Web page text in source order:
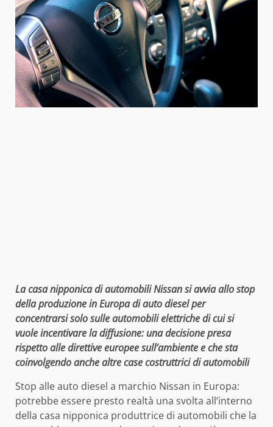
La casa nipponica di automobili Nissan si avvia allo stop
della produzione in Europa di auto diesel per
concentrarsi solo sulle automobili elettriche di cui si
vuole incentivare la diffusione: una decisione presa
rispetto alle direttive europee sull’ambiente e che sta
coinvolgendo anche altre case costruttrici di automobili
Stop alle auto diesel a marchio Nissan in Europa:
potrebbe essere presto realtà una svolta all’interno
della casa nipponica produttrice di automobili che la